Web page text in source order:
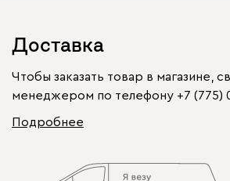
Доставка
Чтобы заказать товар в магазине,
менеджером по телефону +7 (775)
Подробнее